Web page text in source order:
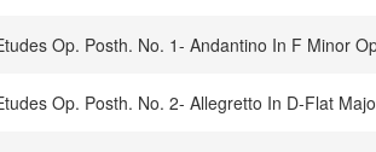
Op. Posth. No. 1- Andantino In F Minor
Op. Posth. No. 2- Allegretto In D-Flat